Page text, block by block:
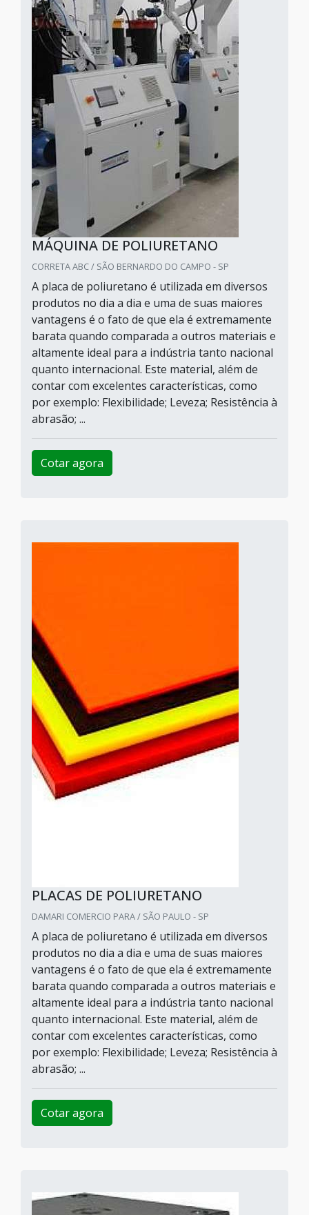
MÁQUINA DE POLIURETANO
CORRETA ABC / SÃO BERNARDO DO CAMPO - SP
A placa de poliuretano é utilizada em diversos
produtos no dia a dia e uma de suas maiores
vantagens é o fato de que ela é extremamente
barata quando comparada a outros materiais e
altamente ideal para a indústria tanto nacional
quanto internacional. Este material, além de
contar com excelentes características, como
por exemplo: Flexibilidade; Leveza; Resistência à
abrasão; ...
Cotar agora
PLACAS DE POLIURETANO
DAMARI COMERCIO PARA / SÃO PAULO - SP
A placa de poliuretano é utilizada em diversos
produtos no dia a dia e uma de suas maiores
vantagens é o fato de que ela é extremamente
barata quando comparada a outros materiais e
altamente ideal para a indústria tanto nacional
quanto internacional. Este material, além de
contar com excelentes características, como
por exemplo: Flexibilidade; Leveza; Resistência à
abrasão; ...
Cotar agora